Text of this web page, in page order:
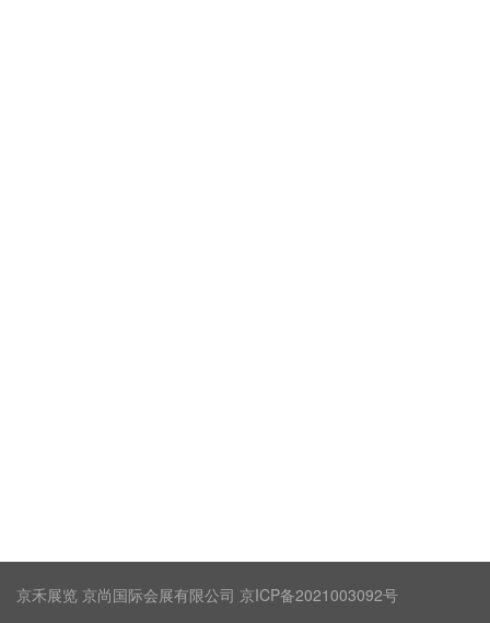
京禾展览 京尚国际会展有限公司 京ICP备2021003092号